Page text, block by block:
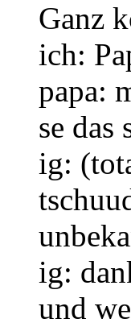
Ganz
ich:
papa:
se das
ig:
ig:
und